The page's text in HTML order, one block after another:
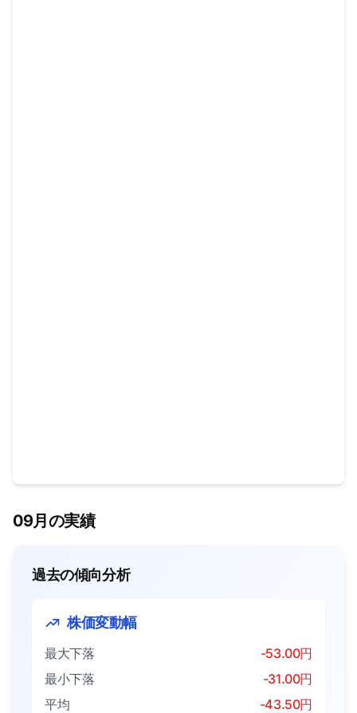
09月の実績
過去の傾向分析
株価変動幅
最大下落
-53.00円
最小下落
-31.00円
平均
-43.50円